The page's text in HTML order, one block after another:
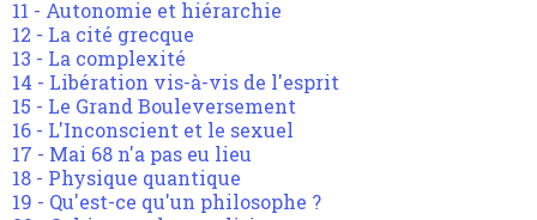
11 - Autonomie et hiérarchie
12 - La cité grecque
13 - La complexité
14 - Libération vis-à-vis de l'esprit
15 - Le Grand Bouleversement
16 - L'Inconscient et le sexuel
17 - Mai 68 n'a pas eu lieu
18 - Physique quantique
19 - Qu'est-ce qu'un philosophe ?